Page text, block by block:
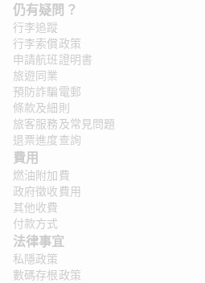
仍有疑問？
行李追蹤
行李索償政策
申請航班證明書
旅遊同業
預防詐騙電郵
條款及細則
旅客服務及常見問題
退票進度查詢
費用
燃油附加費
政府徵收費用
其他收費
付款方式
法律事宜
私隱政策
數碼存根政策